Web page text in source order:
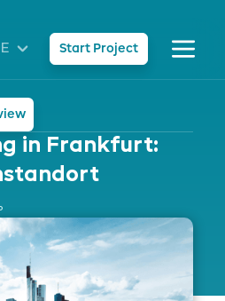
Start Project
in Frankfurt: